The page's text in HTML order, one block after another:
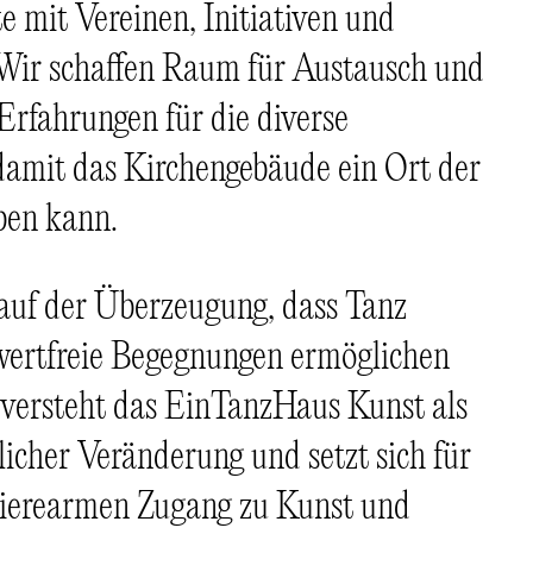
mit Vereinen, Initiativen und
schaffen Raum für Austausch und
für die diverse
das Kirchengebäude ein Ort der
kann.
der Überzeugung, dass Tanz
Begegnungen ermöglichen
das EinTanzHaus Kunst als
Veränderung und setzt sich für
Zugang zu Kunst und